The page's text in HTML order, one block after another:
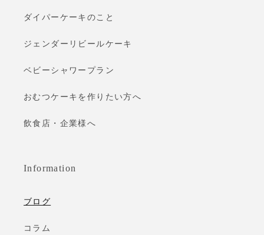
ダイパーケーキのこと
ジェンダーリビールケーキ
ベビーシャワープラン
おむつケーキを作りたい方へ
飲食店・企業様へ
Information
ブログ
コラム